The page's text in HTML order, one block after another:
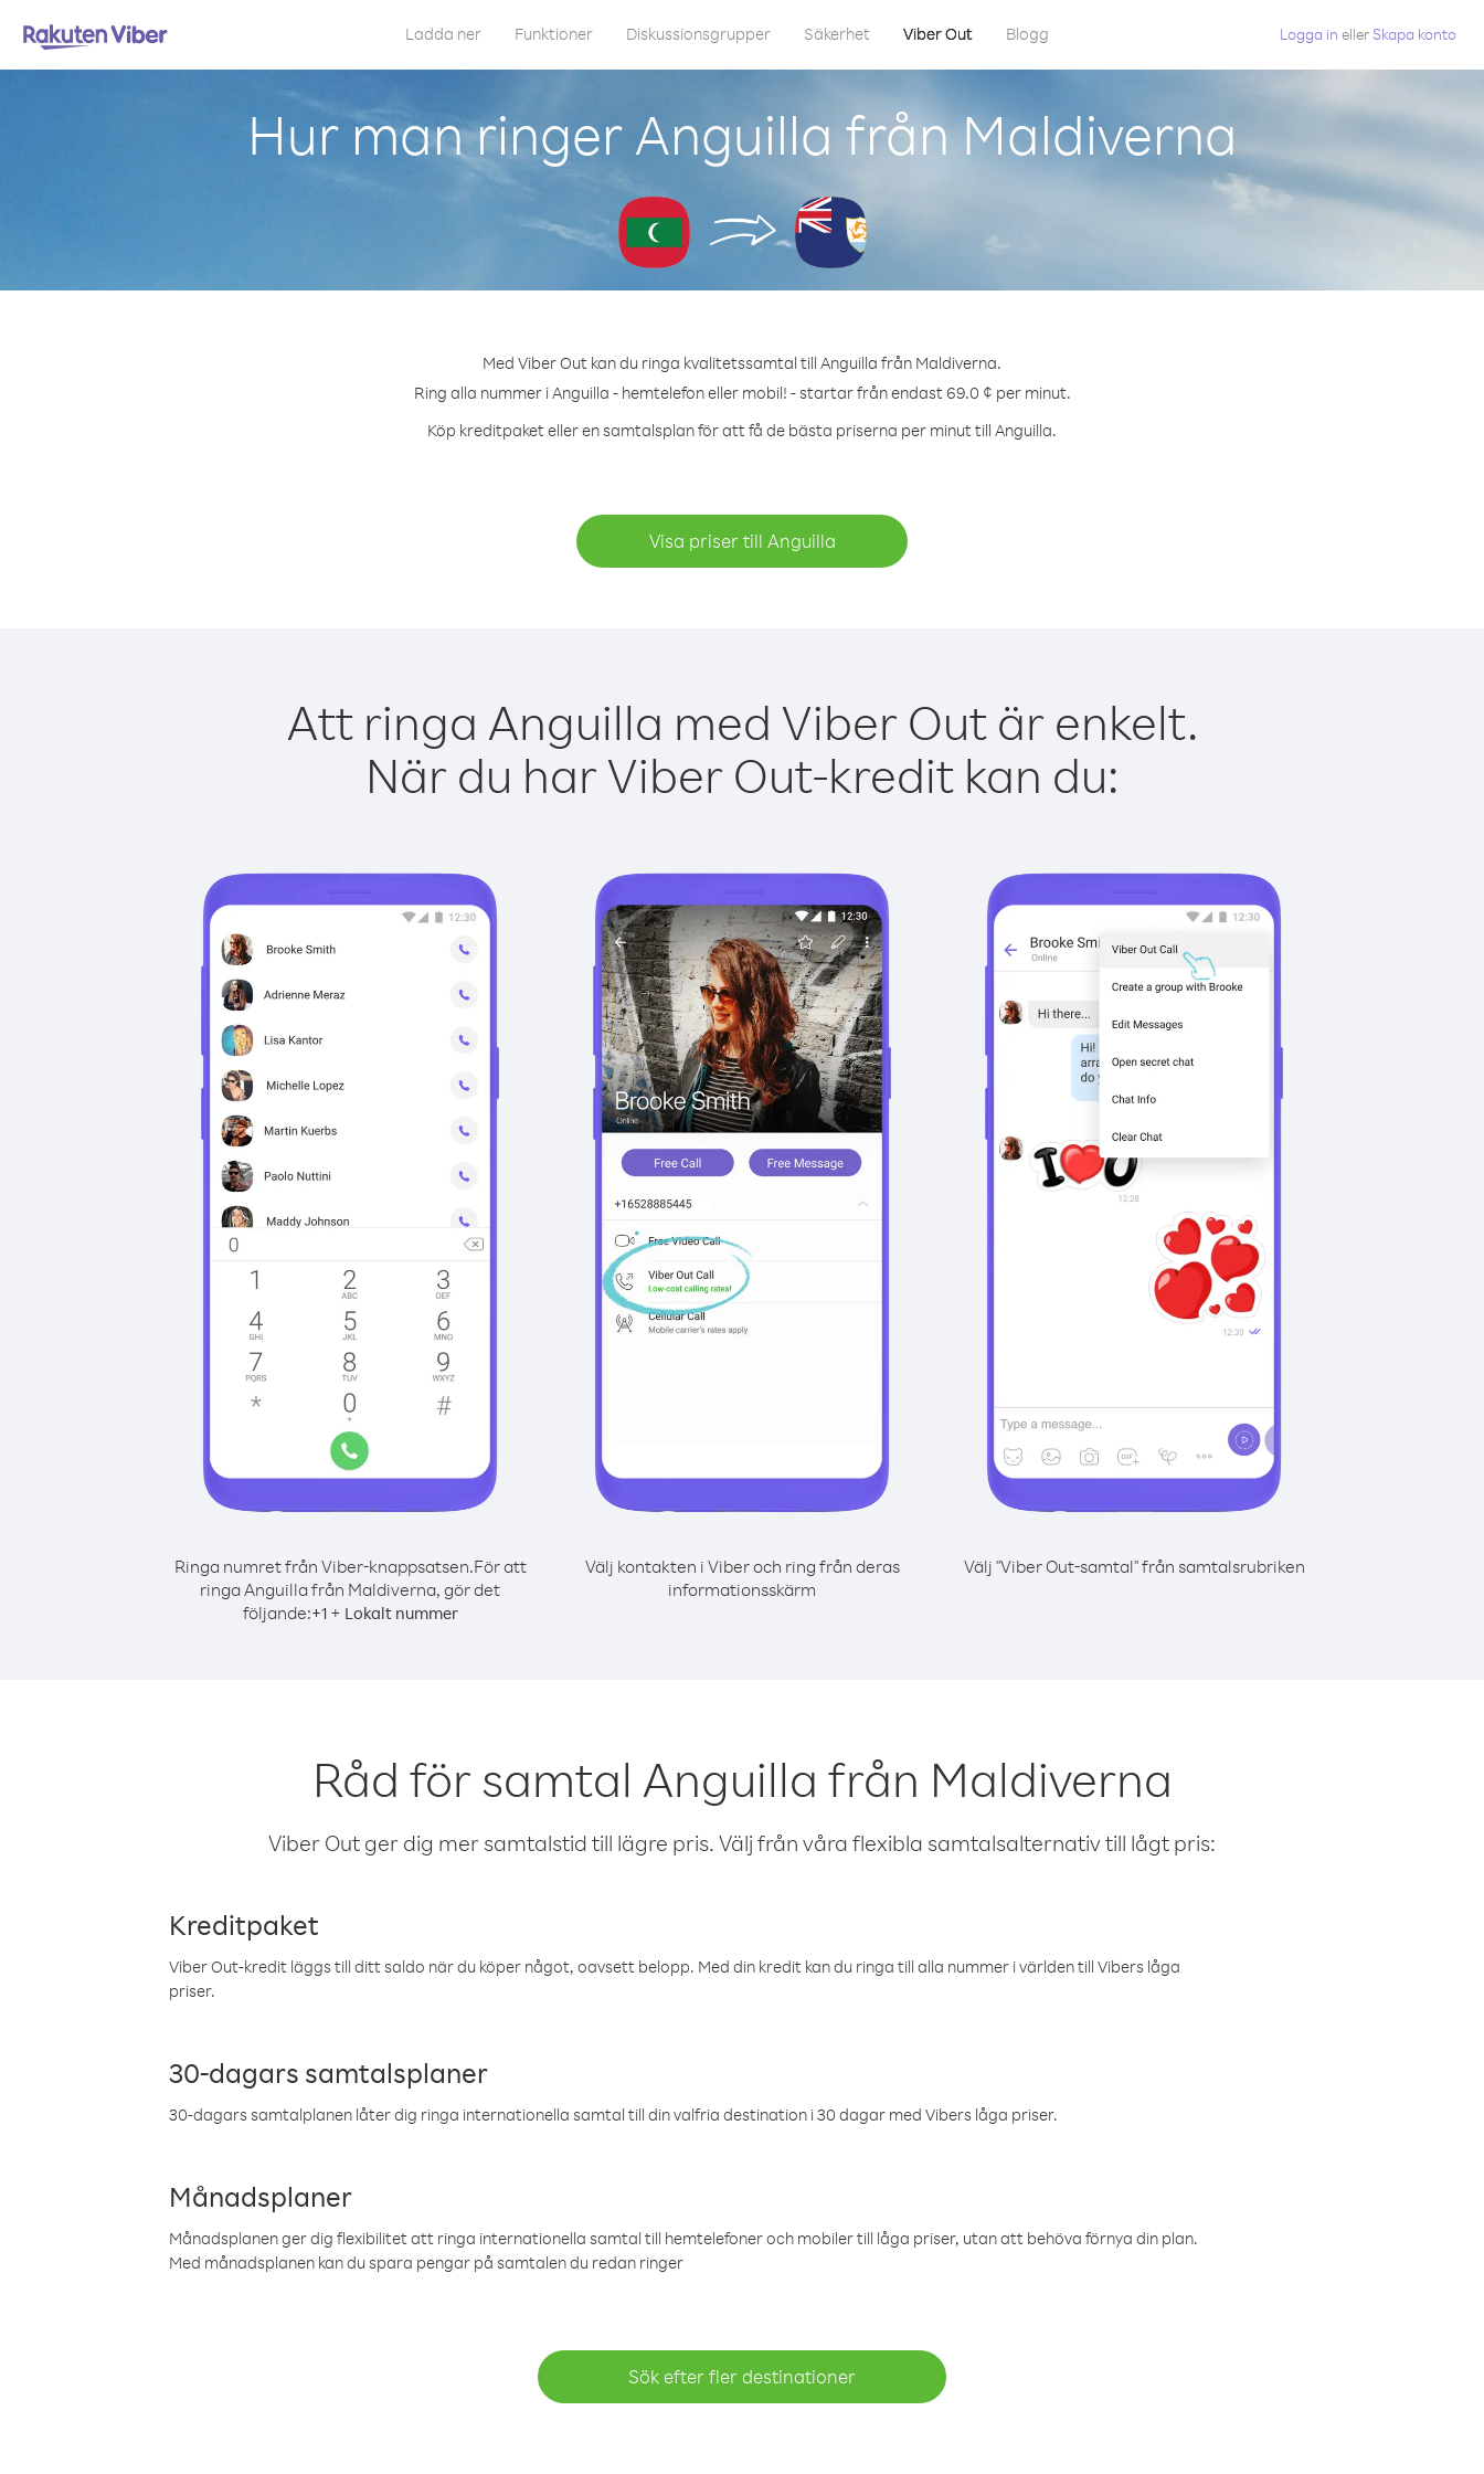
Ladda ner Funktioner Diskussionsgrupper Säkerhet Viber Out Blogg Logga in eller Skapa konto
Hur man ringer Anguilla från Maldiverna
Med Viber Out kan du ringa kvalitetssamtal till Anguilla från Maldiverna.
Ring alla nummer i Anguilla - hemtelefon eller mobil! - startar från endast 69.0 ¢ per minut.
Köp kreditpaket eller en samtalsplan för att få de bästa priserna per minut till Anguilla.
Visa priser till Anguilla
Att ringa Anguilla med Viber Out är enkelt.
När du har Viber Out-kredit kan du:
Ringa numret från Viber-knappsatsen.För att
ringa Anguilla från Maldiverna, gör det
följande:+1+ Lokalt nummer
Välj kontakten i Viber och ring från deras
informationsskärm
Välj "Viber Out-samtal" från samtalsrubriken
Råd för samtal Anguilla från Maldiverna
Viber Out ger dig mer samtalstid till lägre pris. Välj från våra flexibla samtalsalternativ till lågt pris:
Kreditpaket
Viber Out-kredit läggs till ditt saldo när du köper något, oavsett belopp. Med din kredit kan du ringa till alla nummer i världen till Vibers låga
priser.
30-dagars samtalsplaner
30-dagars samtalplanen låter dig ringa internationella samtal till din valfria destination i 30 dagar med Vibers låga priser.
Månadsplaner
Månadsplanen ger dig flexibilitet att ringa internationella samtal till hemtelefoner och mobiler till låga priser, utan att behöva förnya din plan.
Med månadsplanen kan du spara pengar på samtalen du redan ringer
Sök efter fler destinationer